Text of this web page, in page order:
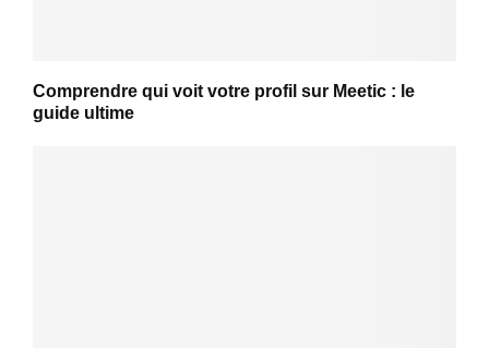
Comprendre qui voit votre profil sur Meetic : le
guide ultime